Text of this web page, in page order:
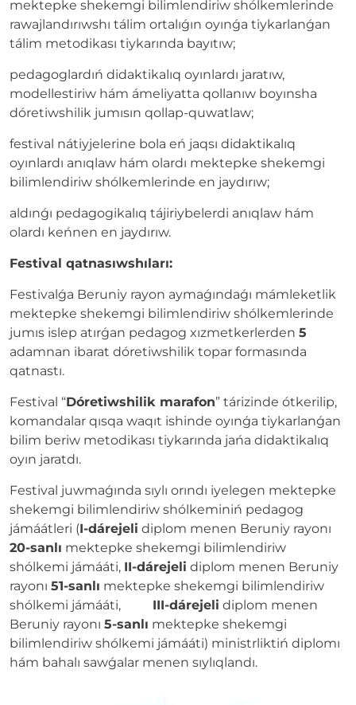
mektepke shekemgi bilimlendiriw shólkemlerinde
rawajlandırıwshı tálim ortalıǵın oyınǵa tiykarlanǵan
tálim metodikası tiykarında bayıtıw;
pedagoglardıń didaktikalıq oyınlardı jaratıw,
modellestiriw hám ámeliyatta qollanıw boyınsha
dóretiwshilik jumısın qollap-quwatlaw;
festival nátiyjelerine bola eń jaqsı didaktikalıq
oyınlardı anıqlaw hám olardı mektepke shekemgi
bilimlendiriw shólkemlerinde en jaydırıw;
aldınǵı pedagogikalıq tájiriybelerdi anıqlaw hám
olardı keńnen en jaydırıw.
Festival qatnasıwshıları:
Festivalǵa Beruniy rayon aymaǵındaǵı mámleketlik
mektepke shekemgi bilimlendiriw shólkemlerinde
jumıs islep atırǵan pedagog xızmetkerlerden 5
adamnan ibarat dóretiwshilik topar formasında
qatnastı.
Festival “Dóretiwshilik marafon” tárizinde ótkerilip,
komandalar qısqa waqıt ishinde oyınǵa tiykarlanǵan
bilim beriw metodikası tiykarında jańa didaktikalıq
oyın jaratdı.
Festival juwmaǵında sıylı orındı iyelegen mektepke
shekemgi bilimlendiriw shólkeminiń pedagog
jámáátleri (I-dárejeli diplom menen Beruniy rayonı
20-sanlı mektepke shekemgi bilimlendiriw
shólkemi jámááti, II-dárejeli diplom menen Beruniy
rayonı 51-sanlı mektepke shekemgi bilimlendiriw
shólkemi jámááti, III-dárejeli diplom menen
Beruniy rayonı 5-sanlı mektepke shekemgi
bilimlendiriw shólkemi jámááti) ministrliktiń diplomı
hám bahalı sawǵalar menen sıylıqlandı.